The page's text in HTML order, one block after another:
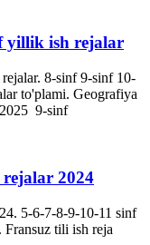
yillik ish rejalar
8-sinf 9-sinf 10-
to'plami. Geografiya
9-sinf
2024
5-6-7-8-9-10-11 sinf
tili ish reja